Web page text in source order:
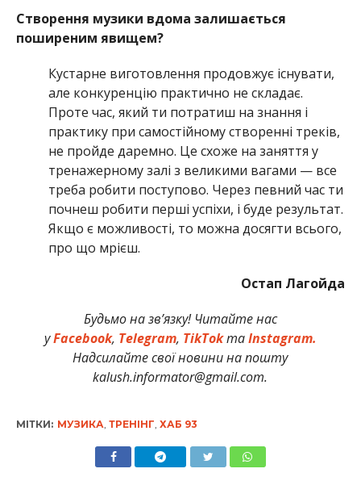
Створення музики вдома залишається
поширеним явищем?
Кустарне виготовлення продовжує існувати,
але конкуренцію практично не складає.
Проте час, який ти потратиш на знання і
практику при самостійному створенні треків,
не пройде даремно. Це схоже на заняття у
тренажерному залі з великими вагами — все
треба робити поступово. Через певний час ти
почнеш робити перші успіхи, і буде результат.
Якщо є можливості, то можна досягти всього,
про що мрієш.
Остап Лагойда
Будьмо на зв’язку! Читайте нас
уFacebook, Telegram, TikTokтаInstagram.
Надсилайте свої новини на пошту
kalush.informator@gmail.com.
МІТКИ: МУЗИКА, ТРЕНІНГ, ХАБ 93